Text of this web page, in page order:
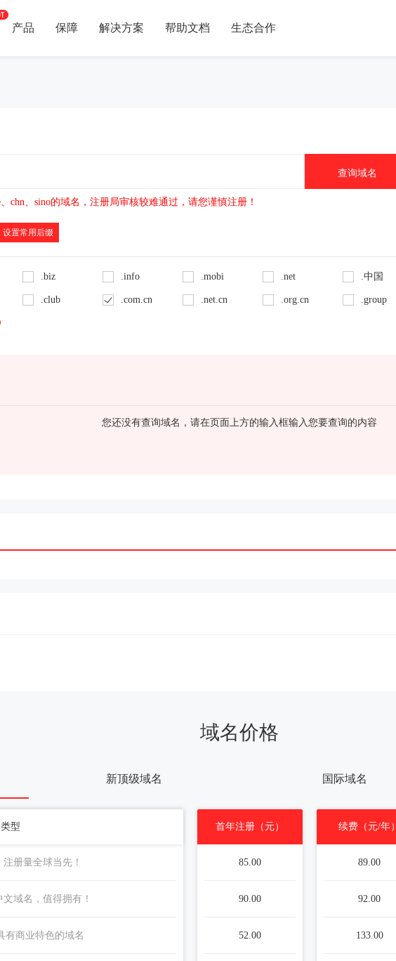
产品 保障 解决方案 帮助文档 生态合作
chn、sino的域名，注册局审核较难通过，请您谨慎注册！
设置常用后缀
.biz .info .mobi .net .中国
.club .com.cn .net.cn .org.cn .group
您还没有查询域名，请在页面上方的输入框输入您要查询的内容
域名价格
新顶级域名 国际域名
型 首年注册（元） 续费（元/年）
册量全球当先！ 85.00 89.00
域名，值得拥有！ 90.00 92.00
有商业特色的域名 52.00 133.00